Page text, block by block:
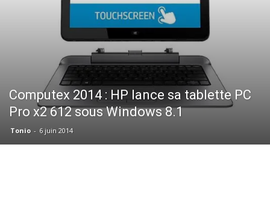
Computex 2014 : HP lance sa tablette PC
Pro x2 612 sous Windows 8.1
Tonio - 6 juin 2014